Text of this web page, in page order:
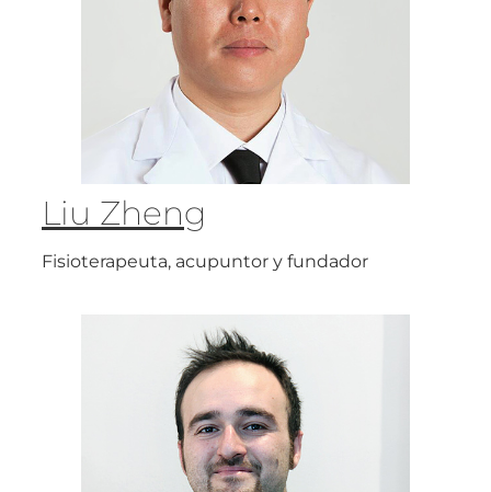
Liu Zheng
Fisioterapeuta, acupuntor y fundador